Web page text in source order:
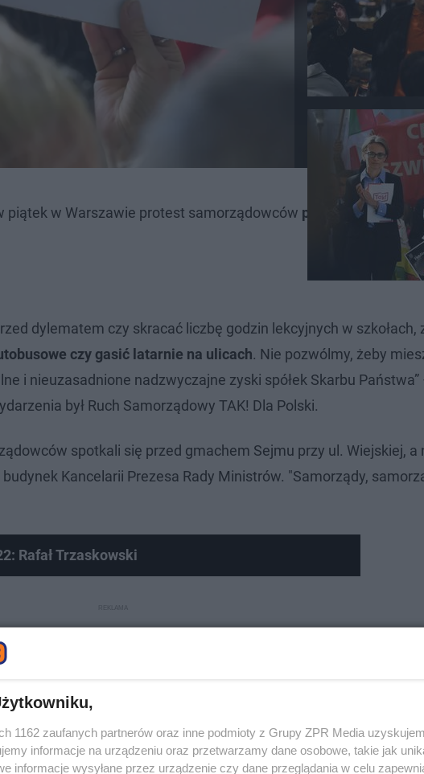
piątek w Warszawie protest samorządowców przeciwko
dylematem czy skracać liczbę godzin lekcyjnych w szkołach,
czy gasić latarnie na ulicach. Nie pozwólmy, żeby
i nieuzasadnione nadzwyczajne zyski spółek Skarbu Państwa”
był Ruch Samorządowy TAK! Dla Polski.
spotkali się przed gmachem Sejmu przy ul. Wiejskiej, a
Kancelarii Prezesa Rady Ministrów. "Samorządy,
Rafał Trzaskowski
1162 zaufanych partnerów oraz inne podmioty z Grupy ZPR Media
informacje na urządzeniu oraz przetwarzamy dane osobowe, takie jak
informacje wysyłane przez urządzenie czy dane przeglądania w celu